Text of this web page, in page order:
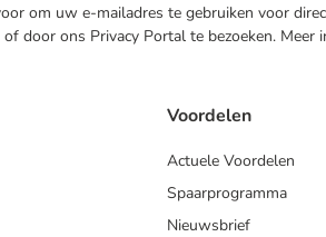
om uw e-mailadres te gebruiken voor
door ons Privacy Portal te bezoeken. Meer
Voordelen
Actuele Voordelen
Spaarprogramma
Nieuwsbrief